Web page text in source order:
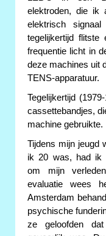
elektroden, die ik
elektrisch
tegelijkertijd flitste
frequentie licht in
deze machines uit
TENS-apparatuur.
Tegelijkertijd
cassettebandjes,
machine gebruikte.
Tijdens mijn jeugd
ik 20 was, had ik
om mijn
evaluatie wees
Amsterdam
psychische
ze geloofden dat